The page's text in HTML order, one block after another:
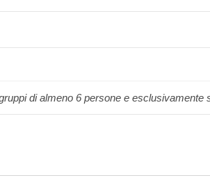
di almeno 6 persone e esclusivamente